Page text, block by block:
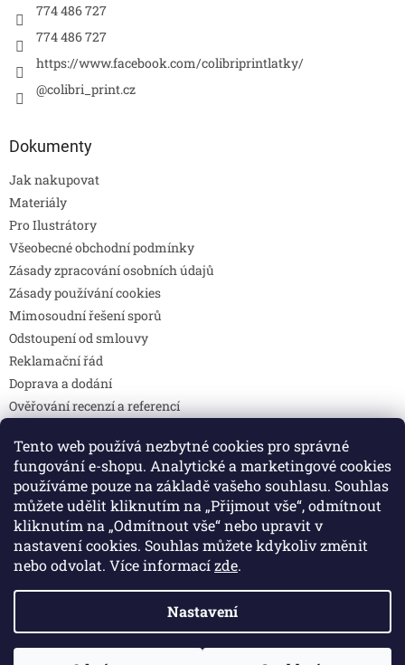
Tento web používá nezbytné cookies pro správné
fungování e-shopu. Analytické a marketingové cookies
používáme pouze na základě vašeho souhlasu. Souhlas
můžete udělit kliknutím na „Přijmout vše“, odmítnout
kliknutím na „Odmítnout vše“ nebo upravit v
nastavení cookies. Souhlas můžete kdykoliv změnit
nebo odvolat. Více informacízde.
Nastavení
774 486 727
774 486 727
https://www.facebook.com/colibriprintlatky/
@colibri_print.cz
Dokumenty
Jak nakupovat
Materiály
Pro Ilustrátory
Všeobecné obchodní podmínky
Zásady zpracování osobních údajů
Zásady používání cookies
Mimosoudní řešení sporů
Odstoupení od smlouvy
Reklamační řád
Doprava a dodání
Ověřování recenzí a referencí
Prohlášení o shodě
Způsoby platby
DOTAZY
Kontakty
Copyright 2026Colibri print. Všechna práva vyhrazena.